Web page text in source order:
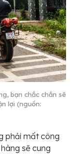
bạn chắc chắn sẽ
lợi (nguồn:
phải mất công
sẽ cung